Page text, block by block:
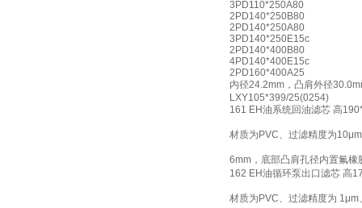
2PD140*250B80
2PD140*250A80
3PD140*250E15c
2PD140*400B80
4PD140*400E15c
2PD160*400A25
内径24.2mm，凸肩外径
LXY105*399/25(0254)
161 EH油系统回油滤芯 高
材质为PVC、过滤精度为
6mm，底部凸肩孔径内置氟
162 EH油循环泵出口滤芯 高
材质为PVC、过滤精度为